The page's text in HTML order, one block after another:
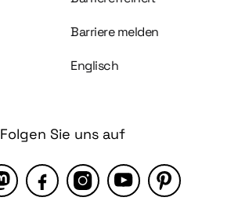
Barriere melden
Englisch
Folgen Sie uns auf